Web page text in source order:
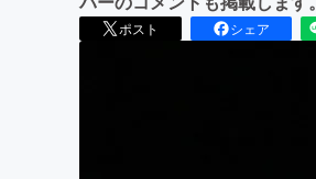
ポスト シェア